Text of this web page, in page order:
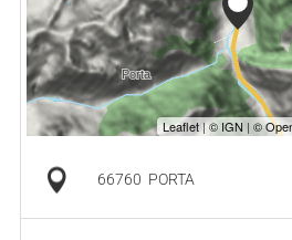
66760 PORTA